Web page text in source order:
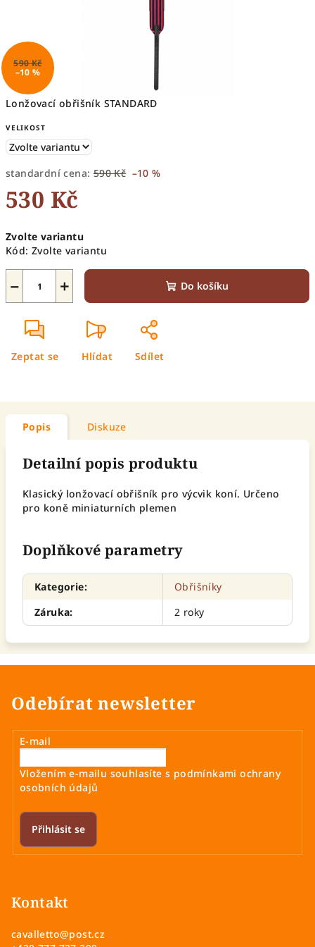
Lonžovací obřišník STANDARD
VELIKOST
standardní cena: 590 Kč –10 %
530 Kč
cena:
Zvolte variantu
Kód: Zvolte variantu
+
− Do košíku
Zeptat se Hlídat Sdílet
590 Kč
–10 %
Popis Diskuze
Detailní popis produktu
Klasický lonžovací obřišník pro výcvik koní. Určeno
pro koně miniaturních plemen
Doplňkové parametry
Kategorie:
Obřišníky
Záruka: 2 roky
Odebírat newsletter
E-mail
Vložením e-mailu souhlasíte s podmínkami ochrany
osobních údajů
Přihlásit se
Kontakt
cavalletto@post.cz